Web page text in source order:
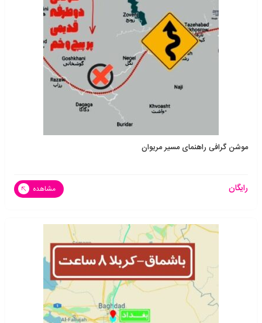
موشن گرافی راهنمای مسیر مریوان
رایگان مشاهده